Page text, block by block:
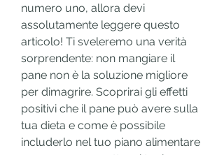
numero uno, allora devi
assolutamente leggere questo
articolo! Ti sveleremo una verità
sorprendente: non mangiare il
pane non è la soluzione migliore
per dimagrire. Scoprirai gli effetti
positivi che il pane può avere sulla
tua dieta e come è possibile
includerlo nel tuo piano alimentare